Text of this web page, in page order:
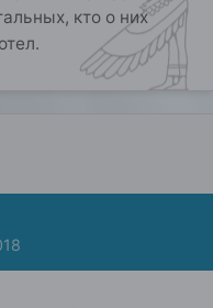
кто о них